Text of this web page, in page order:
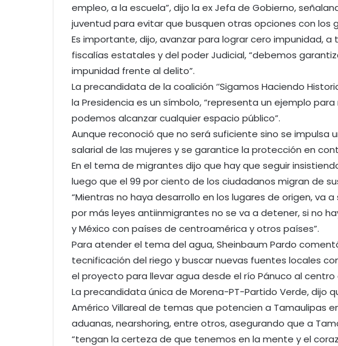
empleo, a la escuela”, dijo la ex Jefa de Gobierno,
juventud para evitar que busquen otras opciones con los
Es importante, dijo, avanzar para lograr cero impunidad,
fiscalías estatales y del poder Judicial, “debemos
impunidad frente al delito”.
La precandidata de la coalición ‘’Sigamos Haciendo
la Presidencia es un símbolo, “representa un ejemplo
podemos alcanzar cualquier espacio público”.
Aunque reconoció que no será suficiente sino se impulsa
salarial de las mujeres y se garantice la protección en
En el tema de migrantes dijo que hay que seguir
luego que el 99 por ciento de los ciudadanos migran de
“Mientras no haya desarrollo en los lugares de origen, va
por más leyes antiinmigrantes no se va a detener, si no
y México con países de centroamérica y otros países”.
Para atender el tema del agua, Sheinbaum Pardo
tecnificación del riego y buscar nuevas fuentes locales
el proyecto para llevar agua desde el río Pánuco al
La precandidata única de Morena-PT-Partido Verde, dijo
Américo Villareal de temas que potencien a Tamaulipas
aduanas, nearshoring, entre otros, asegurando que a
“tengan la certeza de que tenemos en la mente y el